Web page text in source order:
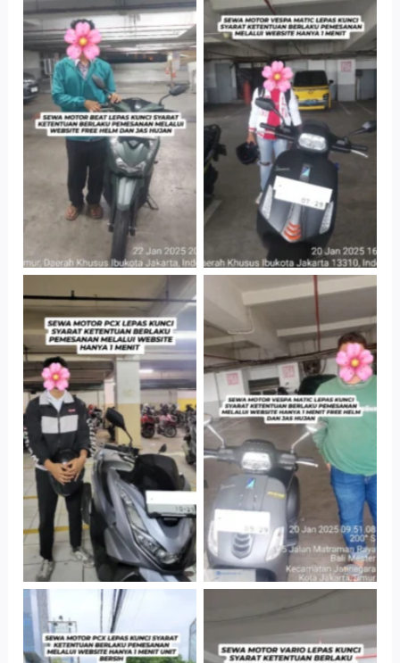
Cityplaza
Jatinegara Gedung
Parkir P6A
Cityplaza
Jatinegara Gedung
Parkir P6A
Hotel Kartika
Chandra, Jakarta
Selatan
Cityplaza
Jatinegara Gedung
Parkir P6A